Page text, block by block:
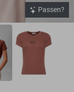
Passen?